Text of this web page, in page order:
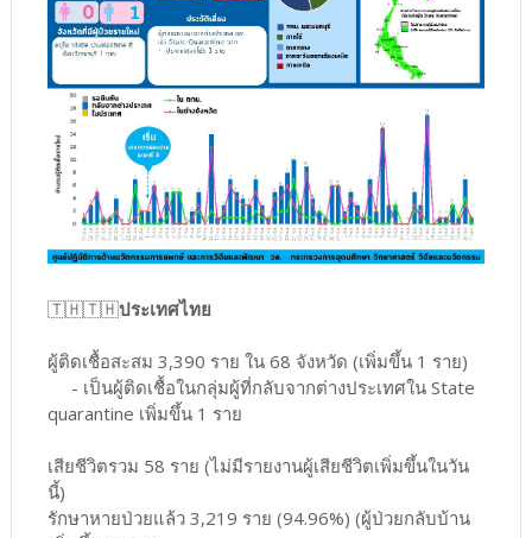
🇹🇭🇹🇭ประเทศไทย
ผู้ติดเชื้อสะสม 3,390 ราย ใน 68 จังหวัด (เพิ่มขึ้น 1 ราย)
- เป็นผู้ติดเชื้อในกลุ่มผู้ที่กลับจากต่างประเทศใน State
quarantine เพิ่มขึ้น 1 ราย
เสียชีวิตรวม 58 ราย (ไม่มีรายงานผู้เสียชีวิตเพิ่มขึ้นในวัน
นี้)
รักษาหายป่วยแล้ว 3,219 ราย (94.96%) (ผู้ป่วยกลับบ้าน